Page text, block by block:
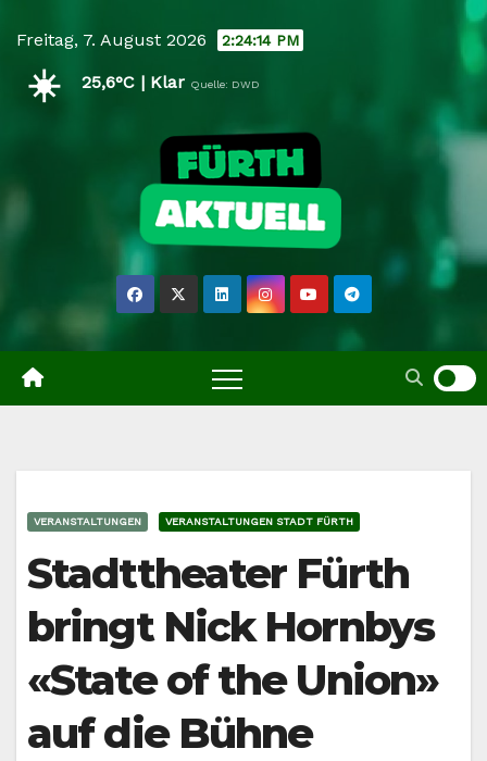
content
Freitag, 7. August 2026 2:24:15 PM
☀️ 25,6°C | Klar Quelle: DWD
VERANSTALTUNGEN VERANSTALTUNGEN STADT FÜRTH
Stadttheater Fürth
bringt Nick Hornbys
«State of the Union»
auf die Bühne